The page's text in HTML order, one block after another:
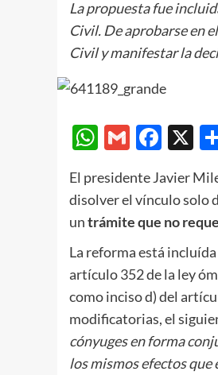
La propuesta fue
Civil. De aprobarse en
Civil y manifestar la
WhatsApp
Gmail X
El presidente Javier
disolver el vínculo solo
untrámite que no
La reforma está
artículo 352 de la ley
como inciso d) del
modificatorias, el
cónyuges en forma
los mismos efectos que